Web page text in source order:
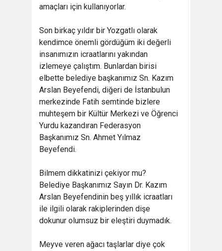
amaçları için kullanıyorlar.
Son birkaç yıldır bir Yozgatlı olarak
kendimce önemli gördüğüm iki değerli
insanımızın icraatlarını yakından
izlemeye çalıştım. Bunlardan birisi
elbette belediye başkanımız Sn. Kazım
Arslan Beyefendi, diğeri de İstanbulun
merkezinde Fatih semtinde bizlere
muhteşem bir Kültür Merkezi ve Öğrenci
Yurdu kazandıran Federasyon
Başkanımız Sn. Ahmet Yılmaz
Beyefendi.
Bilmem dikkatinizi çekiyor mu?
Belediye Başkanımız Sayın Dr. Kazım
Arslan Beyefendinin beş yıllık icraatları
ile ilgili olarak rakiplerinden dişe
dokunur olumsuz bir eleştiri duymadık.
Meyve veren ağacı taşlarlar diye çok